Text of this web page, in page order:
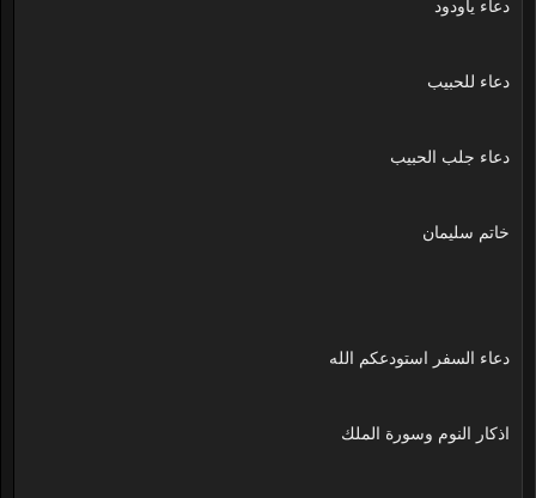
دعاء ياودود
دعاء للحبيب
دعاء جلب الحبيب
خاتم سليمان
دعاء السفر استودعكم الله
اذكار النوم وسورة الملك